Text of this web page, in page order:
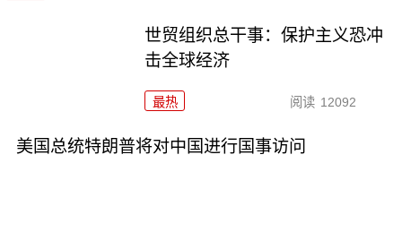
世贸组织总干事：保护主义恐冲
击全球经济
最热 阅读 12092
美国总统特朗普将对中国进行国事访问